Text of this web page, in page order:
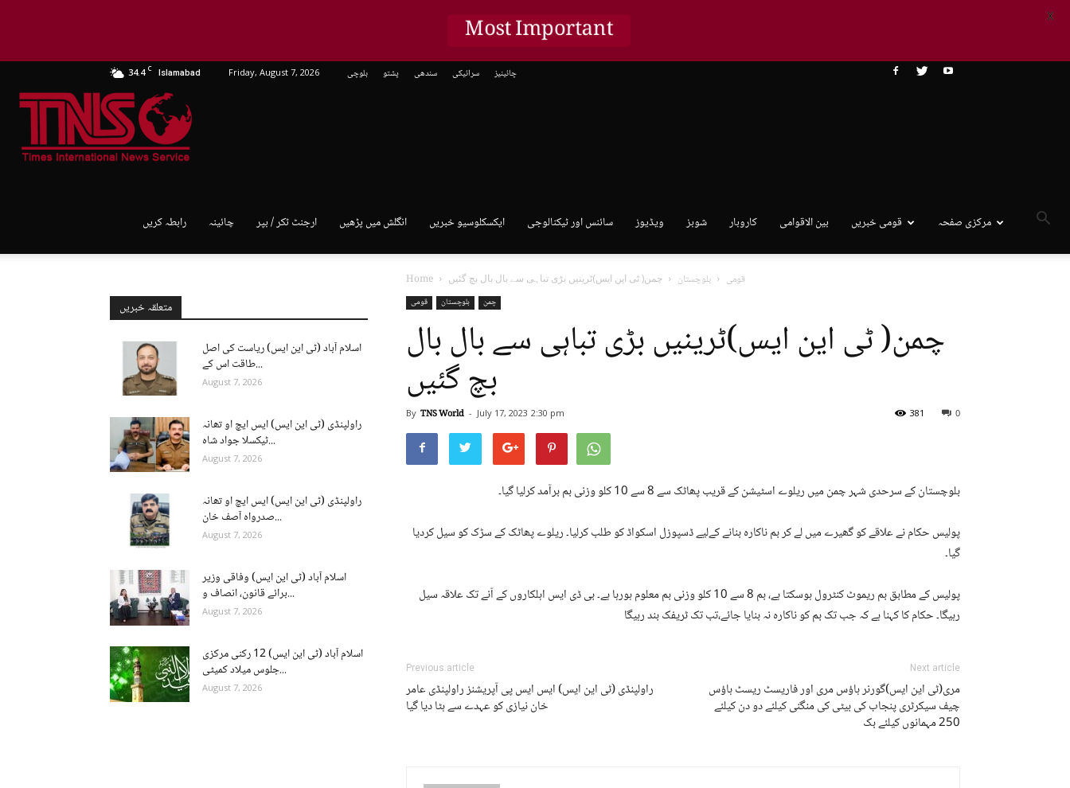
34.4 C Islamabad Friday, August 7, 2026 بلوچی پشتو سندھی سرائیکی چائینیز
رابطہ کریں چائینہ ارجنٹ ٹکر / بپر انگلش میں پڑھیں ایکسکلوسیو خبریں سائنس اور ٹیکنالوجی ویڈیوز شوبز کاروبار بین الاقوامی قومی خبریں مرکزی صفحہ
Home قومی بلوچستان
چمن( ٹی این ایس)ٹرینیں بڑی تباہی سے بال بال بچ گئیں
قومی
بلوچستان چمن
چمن( ٹی این ایس)ٹرینیں بڑی تباہی سے بال بال
بچ گئیں
By TNS World - July 17, 2023 2:30 pm 0
381
بلوچستان کے سرحدی شہر چمن میں ریلوے اسٹیشن کے قریب پھاٹک سے 8 سے 10 کلو وزنی بم برآمد کرلیا گیا۔
پولیس حکام نے علاقے کو گھیرے میں لے کر بم ناکارہ بنانے کےلیے ڈسپوزل اسکواڈ کو طلب کرلیا۔ ریلوے پھاٹک کے سڑک کو سیل کردیا
گیا۔
پولیس کے مطابق بم ریموٹ کنٹرول ہوسکتا ہے، بم 8 سے 10 کلو وزنی بم معلوم ہورہا ہے۔ بی ڈی ایس اہلکاروں کے آنے تک علاقہ سیل
رہیگا۔ حکام کا کہنا ہے کہ جب تک بم کو ناکارہ نہ بنایا جائے،تب تک ٹریفک بند رہیگا
Previous article
راولپنڈی (ٹی این ایس) ایس ایس پی آپریشنز راولپنڈی عامر
خان نیازی کو عہدے سے ہٹا دیا گیا
Next article
مری(ٹی این ایس)گورنر ہاؤس مری اور فاریسٹ ریسٹ ہاؤس
چیف سیکرٹری پنجاب کی بیٹی کی منگنی کیلئے دو دن کیلئے
250 مہمانوں کیلئے بک
متعلقہ خبریں
اسلام آباد (ٹی این ایس) ریاست کی اصل
طاقت اس کے...
August 7, 2026
راولپنڈی (ٹی این ایس) ایس ایچ او تھانہ
ٹیکسلا جواد شاہ...
August 7, 2026
راولپنڈی (ٹی این ایس) ایس ایچ او تھانہ
صدرواہ آصف خان...
August 7, 2026
اسلام آباد (ٹی این ایس) وفاقی وزیر
برائے قانون، انصاف و...
August 7, 2026
اسلام آباد (ٹی این ایس) 12 رکنی مرکزی
جلوس میلاد کمیٹی...
August 7, 2026
Most Important X